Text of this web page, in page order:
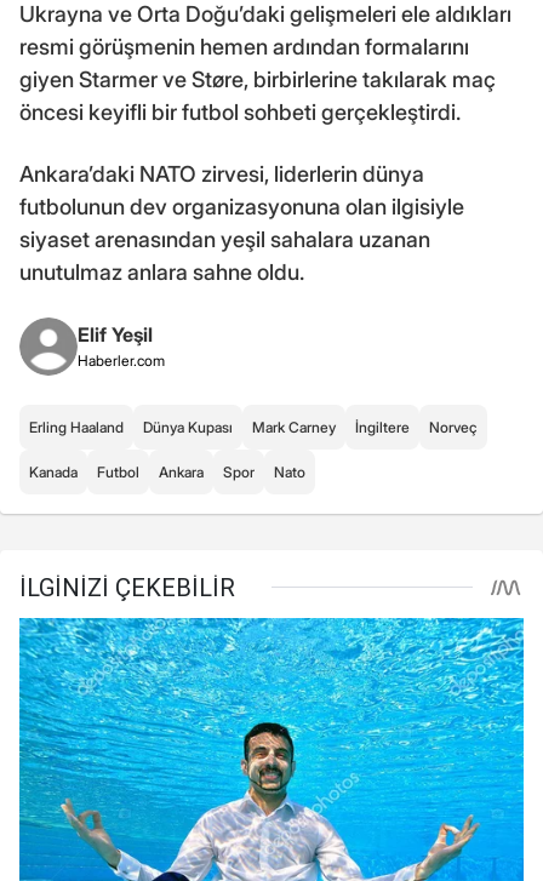
Ukrayna ve Orta Doğu’daki gelişmeleri ele aldıkları
resmi görüşmenin hemen ardından formalarını
giyen Starmer ve Støre, birbirlerine takılarak maç
öncesi keyifli bir futbol sohbeti gerçekleştirdi.
Ankara’daki NATO zirvesi, liderlerin dünya
futbolunun dev organizasyonuna olan ilgisiyle
siyaset arenasından yeşil sahalara uzanan
unutulmaz anlara sahne oldu.
Elif Yeşil
Haberler.com
Erling Haaland Dünya Kupası Mark Carney İngiltere Norveç
Kanada Futbol Ankara Spor Nato